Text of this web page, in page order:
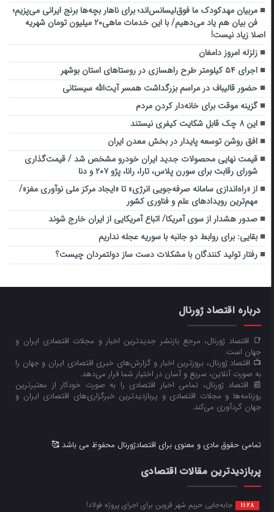
مربیان مهدکودک ما فوق‌لیسانس‌اند؛ برای ناهار بچه‌ها برنج ایرانی می‌پزیم؛
فن بیان هم یاد می‌دهیم/ با این خدمات ماهی۲۰ میلیون تومان شهریه
اصلا زیاد نیست!
زلزله امروز دامغان
اجرای ۵۴ کیلومتر طرح راهسازی در روستاهای استان بوشهر
حضور قالیباف در مراسم بزرگداشت همسر آیت‌الله سیستانی
گزینه موقت برای خانه‌دار کردن مردم
این ۸ چک قابل شکایت کیفری نیستند
افق روشن توسعه پایدار در بخش معدن ایران
قیمت نهایی محصولات جدید ایران خودرو مشخص شد / قیمت‌گذاری
شورای رقابت برای سورن پلاس، تارا، رانا، پژو ۲۰۷ و دنا
از «راه‌اندازی سامانه‌ صرفه‌جویی انرژی» تا «ایجاد مرکز ملی نوآوری مغز»/
مهم‌ترین رویدادهای علم و فناوری کشور
صدور هشدار از سوی آمریکا/ اتباع آمریکایی از ایران خارج شوند
بقایی: برای روابط دو جانبه با سوریه عجله نداریم
رفتار تولید کنندگان با مشکلات دست ساز دولتمردان چیست؟
درباره اقتصاد ژورنال
📑 اقتصاد ژورنال، مرجع بازنشر جدیدترین اخبار و مجلات اقتصادی ایران و
جهان است.
📺 اقتصاد ژورنال، بروزترین اخبار و گزارش‌های خبری اقتصادی ایران و جهان را
به صورت آنلاین، سریع و آسان در اختیار شما قرار می‌‌دهد.
📰 اقتصاد ژورنال، تمامی اخبار اقتصادی را به صورت خودکار از معتبرترین
روزنامه‌ها و مجلات اقتصادی و پربازدیدترین خبرگزاری‌های اقتصادی ایران و
جهان گردآوری می‌کند.
تمامی حقوق مادی و معنوی برای اقتصادژورنال محفوظ می باشد 🥰
پربازدیدترین مقالات اقتصادی
11:28 جابه‌جایی حریم شهر قزوین برای اجرای پروژه فولاد!